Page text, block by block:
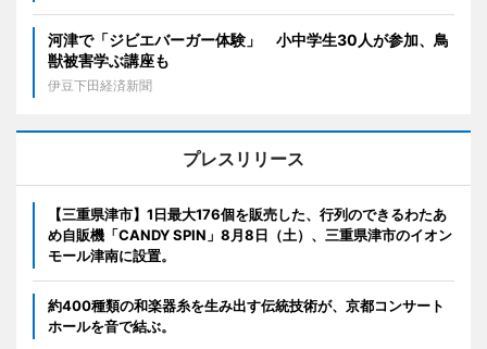
河津で「ジビエバーガー体験」 小中学生30人が参加、鳥
獣被害学ぶ講座も
伊豆下田経済新聞
プレスリリース
【三重県津市】1日最大176個を販売した、行列のできるわたあ
め自販機「CANDY SPIN」8月8日（土）、三重県津市のイオン
モール津南に設置。
約400種類の和楽器糸を生み出す伝統技術が、京都コンサート
ホールを音で結ぶ。